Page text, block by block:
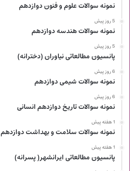
نمونه سوالات علوم و فنون دوازدهم
5 روز پیش
نمونه سوالات هندسه دوازدهم
5 روز پیش
پانسیون مطالعاتی نیاوران (دخترانه)
6 روز پیش
نمونه سوالات شیمی دوازدهم
6 روز پیش
نمونه سوالات تاریخ دوازدهم انسانی
1 هفته پیش
نمونه سوالات سلامت و بهداشت دوازدهم
1 هفته پیش
پانسیون مطالعاتی ایرانشهر( پسرانه)